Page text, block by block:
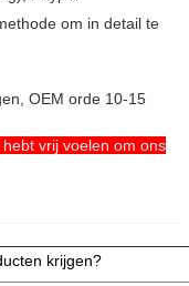
om in detail te
OEM orde 10-15
vrij voelen om ons
krijgen?